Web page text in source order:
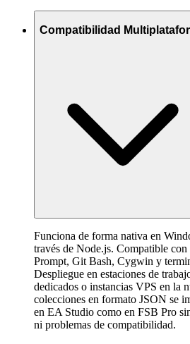
Compatibilidad
Funciona de forma nativa en
través de Node.js. Compatible
Prompt, Git Bash, Cygwin y
Despliegue en estaciones de
dedicados o instancias VPS en la
colecciones en formato JSON se
en EA Studio como en FSB Pro
ni problemas de compatibilidad.